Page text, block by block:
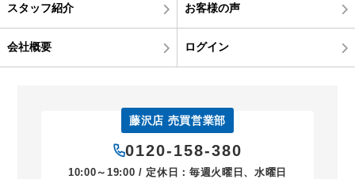
スタッフ紹介 お客様の声
会社概要 ログイン
藤沢店 売買営業部
0120-158-380
10:00～19:00 / 定休日：毎週火曜日、水曜日